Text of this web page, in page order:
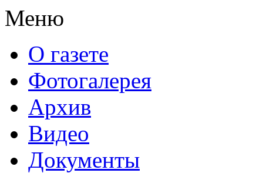
Меню
О газете
Фотогалерея
Архив
Видео
Документы